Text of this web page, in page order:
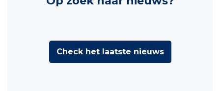
Check het laatste nieuws